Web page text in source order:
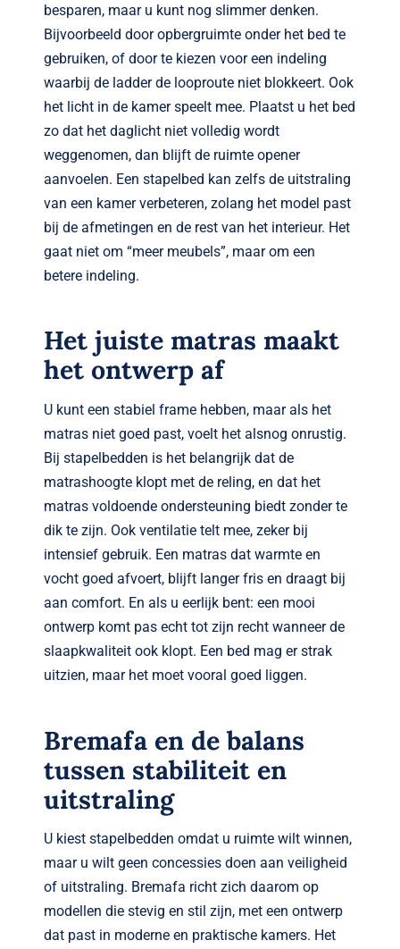
besparen, maar u kunt nog slimmer denken.
Bijvoorbeeld door opbergruimte onder het bed te
gebruiken, of door te kiezen voor een indeling
waarbij de ladder de looproute niet blokkeert. Ook
het licht in de kamer speelt mee. Plaatst u het bed
zo dat het daglicht niet volledig wordt
weggenomen, dan blijft de ruimte opener
aanvoelen. Een stapelbed kan zelfs de uitstraling
van een kamer verbeteren, zolang het model past
bij de afmetingen en de rest van het interieur. Het
gaat niet om “meer meubels”, maar om een
betere indeling.
Het juiste matras maakt
het ontwerp af
U kunt een stabiel frame hebben, maar als het
matras niet goed past, voelt het alsnog onrustig.
Bij stapelbedden is het belangrijk dat de
matrashoogte klopt met de reling, en dat het
matras voldoende ondersteuning biedt zonder te
dik te zijn. Ook ventilatie telt mee, zeker bij
intensief gebruik. Een matras dat warmte en
vocht goed afvoert, blijft langer fris en draagt bij
aan comfort. En als u eerlijk bent: een mooi
ontwerp komt pas echt tot zijn recht wanneer de
slaapkwaliteit ook klopt. Een bed mag er strak
uitzien, maar het moet vooral goed liggen.
Bremafa en de balans
tussen stabiliteit en
uitstraling
U kiest stapelbedden omdat u ruimte wilt winnen,
maar u wilt geen concessies doen aan veiligheid
of uitstraling. Bremafa richt zich daarom op
modellen die stevig en stil zijn, met een ontwerp
dat past in moderne en praktische kamers. Het